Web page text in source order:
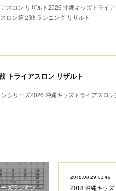
スロン リザルト2026 沖縄キッズトライ
ロン第２戦 ランニング リザルト
トライアスロン リザルト
シリーズ2026 沖縄キッズトライアスロ
ズランキン
2018.08.29 03:49
2018 沖縄キッズ